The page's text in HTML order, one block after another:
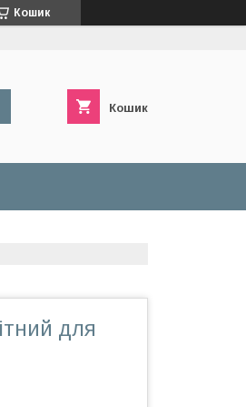
Кошик
Кошик
для